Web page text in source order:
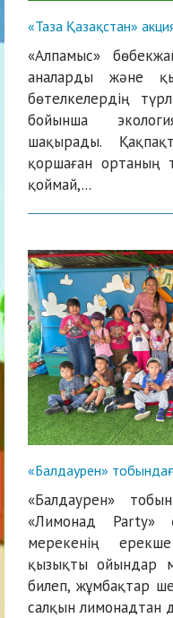
«Таза Қазақстан»
«Алпамыс»
аналарды және
бөтелкелердің
бойынша
шақырады.
қоршаған ортаның
қоймай,...
«Балдаурен»
«Балдаурен»
«Лимонад
мерекенің
қызықты ойындар
билеп, жұмбақтар
салқын лимонадтан